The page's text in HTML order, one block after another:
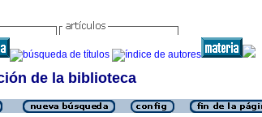
de la biblioteca